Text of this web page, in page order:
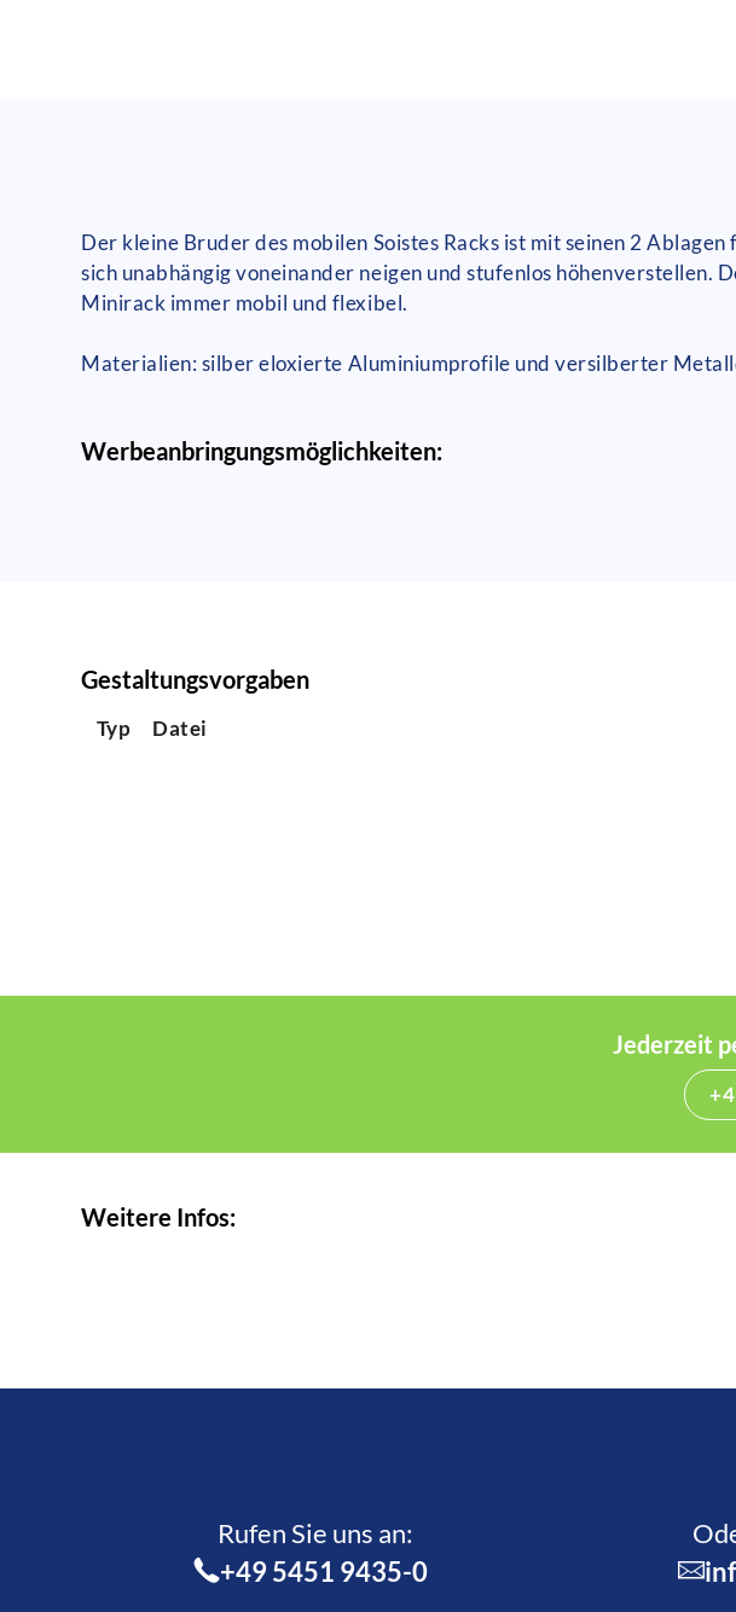
Der kleine Bruder des mobilen Soistes Racks ist mit seinen 2
sich unabhängig voneinander neigen und stufenlos höhenverstellen.
Minirack immer mobil und flexibel.
Materialien: silber eloxierte Aluminiumprofile und versilberter
Werbeanbringungsmöglichkeiten:
Gestaltungsvorgaben
Typ Datei
Jederzeit
Weitere Infos:
Rufen Sie uns an:­
+49 5451 9435-0